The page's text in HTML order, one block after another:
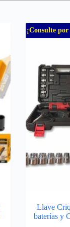
¡Consulte por
Llave
baterías y